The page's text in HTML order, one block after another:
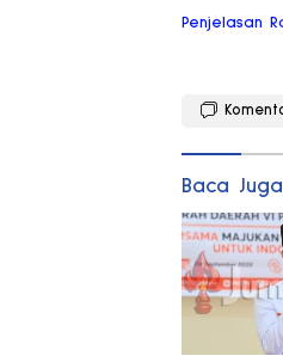
Penjelasan
Baca Juga